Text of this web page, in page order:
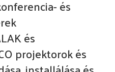
és
és
projektorok és